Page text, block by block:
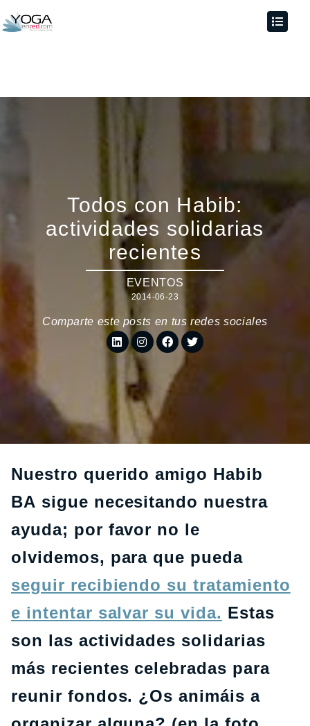
Todos con Habib:
actividades solidarias
recientes
EVENTOS
2014-06-23
Comparte este posts en tus redes sociales
Nuestro querido amigo Habib
BA sigue necesitando nuestra
ayuda; por favor no le
olvidemos, para que pueda
seguir recibiendo su tratamiento
e intentar salvar su vida. Estas
son las actividades solidarias
más recientes celebradas para
reunir fondos. ¿Os animáis a